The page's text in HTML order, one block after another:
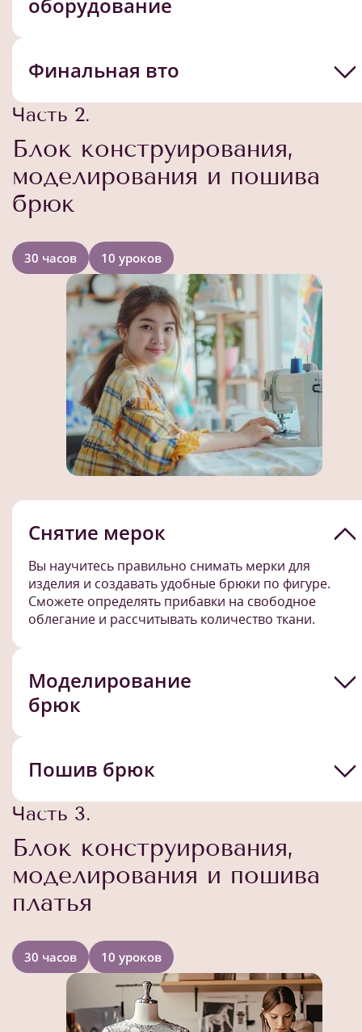
оборудование
Финальная вто
Часть 2.
Блок конструирования,
моделирования и пошива
брюк
30 часов 10 уроков
Снятие мерок
Вы научитесь правильно снимать мерки для
изделия и создавать удобные брюки по фигуре.
Сможете определять прибавки на свободное
облегание и рассчитывать количество ткани.
Моделирование
брюк
Пошив брюк
Часть 3.
Блок конструирования,
моделирования и пошива
платья
30 часов 10 уроков